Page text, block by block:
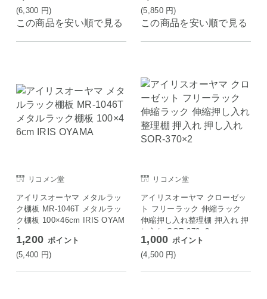
(6,300 円)
この商品を安い順で見る
(5,850 円)
この商品を安い順で見る
リコメン堂
アイリスオーヤマ メタルラッ
ク棚板 MR-1046T メタルラッ
ク棚板 100×46cm IRIS OYAM
A
1,200 ポイント
(5,400 円)
リコメン堂
アイリスオーヤマ クローゼッ
ト フリーラック 伸縮ラック
伸縮押し入れ整理棚 押入れ 押
し入れ SOR-370×2
1,000 ポイント
(4,500 円)